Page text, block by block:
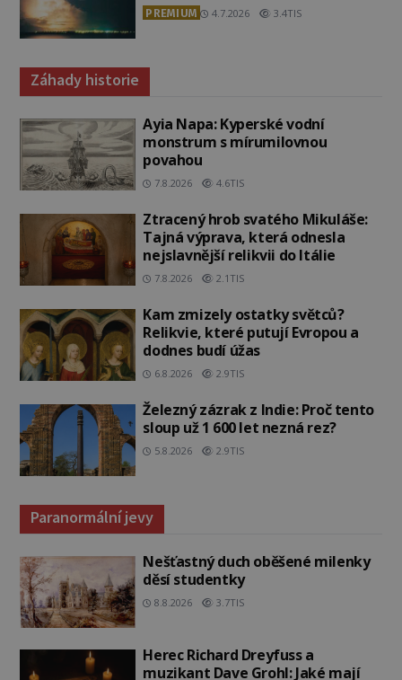
PREMIUM 4.7.2026 3.4TIS
Záhady historie
Ayia Napa: Kyperské vodní
monstrum s mírumilovnou
povahou
7.8.2026 4.6TIS
Ztracený hrob svatého Mikuláše:
Tajná výprava, která odnesla
nejslavnější relikvii do Itálie
7.8.2026 2.1TIS
Kam zmizely ostatky světců?
Relikvie, které putují Evropou a
dodnes budí úžas
6.8.2026 2.9TIS
Železný zázrak z Indie: Proč tento
sloup už 1 600 let nezná rez?
5.8.2026 2.9TIS
Paranormální jevy
Nešťastný duch oběšené milenky
děsí studentky
8.8.2026 3.7TIS
Herec Richard Dreyfuss a
muzikant Dave Grohl: Jaké mají